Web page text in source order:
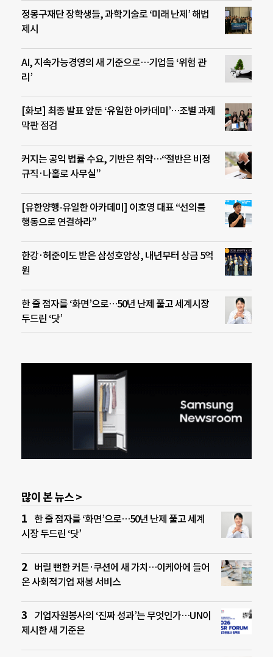
정몽구재단 장학생들, 과학기술로 ‘미래 난제’ 해법
제시
AI, 지속가능경영의 새 기준으로…기업들 ‘위험 관
리’
[화보] 최종 발표 앞둔 ‘유일한 아카데미’…조별 과제
막판 점검
커지는 공익 법률 수요, 기반은 취약…“절반은 비정
규직·나홀로 사무실”
[유한양행-유일한 아카데미] 이호영 대표 “선의를
행동으로 연결하라”
한강·허준이도 받은 삼성호암상, 내년부터 상금 5억
원
한 줄 점자를 ‘화면’으로…50년 난제 풀고 세계시장
두드린 ‘닷’
많이 본 뉴스 >
한 줄 점자를 ‘화면’으로…50년 난제 풀고 세계
시장 두드린 ‘닷’
버릴 뻔한 커튼·쿠션에 새 가치…이케아에 들어
온 사회적기업 재봉 서비스
기업자원봉사의 ‘진짜 성과’는 무엇인가…UN이
제시한 새 기준은